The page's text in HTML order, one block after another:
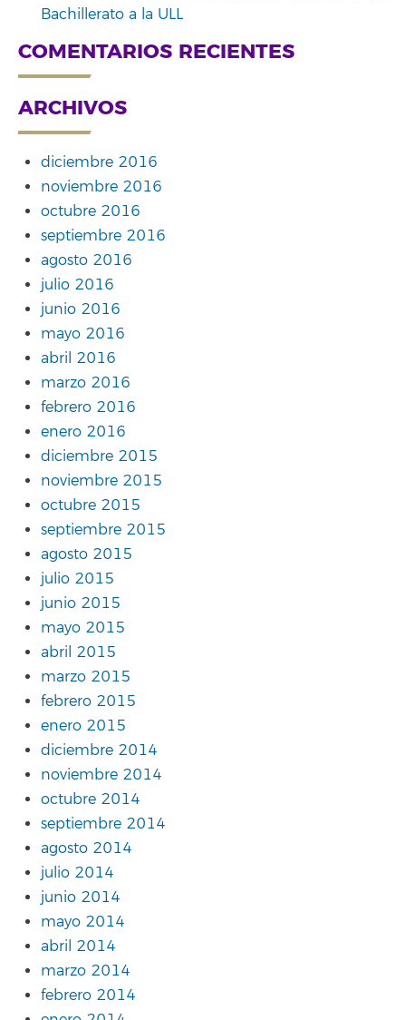
Bachillerato a la ULL
COMENTARIOS RECIENTES
ARCHIVOS
diciembre 2016
noviembre 2016
octubre 2016
septiembre 2016
agosto 2016
julio 2016
junio 2016
mayo 2016
abril 2016
marzo 2016
febrero 2016
enero 2016
diciembre 2015
noviembre 2015
octubre 2015
septiembre 2015
agosto 2015
julio 2015
junio 2015
mayo 2015
abril 2015
marzo 2015
febrero 2015
enero 2015
diciembre 2014
noviembre 2014
octubre 2014
septiembre 2014
agosto 2014
julio 2014
junio 2014
mayo 2014
abril 2014
marzo 2014
febrero 2014